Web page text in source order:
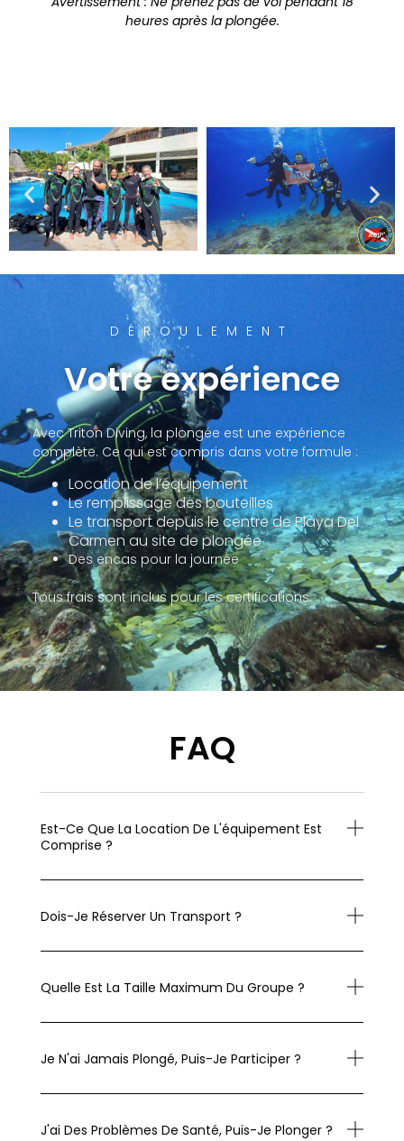
heures après la plongée.
DÉROULEMENT
Votre expérience
Avec Triton Diving, la plongée est une expérience
complète. Ce qui est compris dans votre formule :
Location de l’équipement
Le remplissage des bouteilles
Le transport depuis le centre de Playa Del
Carmen au site de plongée
Des encas pour la journée
Tous frais sont inclus pour les certifications.
FAQ
Est-Ce Que La Location De L'équipement Est
Comprise ?
Dois-Je Réserver Un Transport ?
Quelle Est La Taille Maximum Du Groupe ?
Je N'ai Jamais Plongé, Puis-Je Participer ?
J'ai Des Problèmes De Santé, Puis-Je Plonger ?